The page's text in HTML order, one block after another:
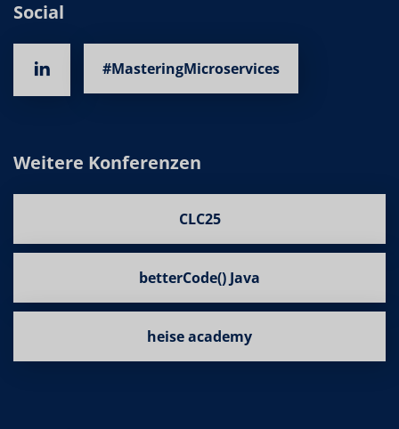
Social
#MasteringMicroservices
Weitere Konferenzen
CLC25
betterCode() Java
heise academy